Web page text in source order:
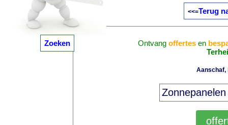
Zoeken
<<=Terug
Ontvang offertesen
Aanschaf,